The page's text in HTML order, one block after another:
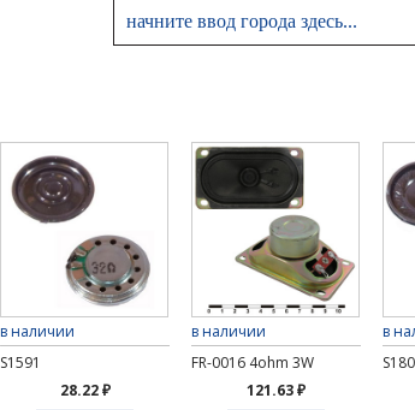
в наличии
S1591
28.22 ₽
в наличии
FR-0016 4ohm 3W
121.63 ₽
в